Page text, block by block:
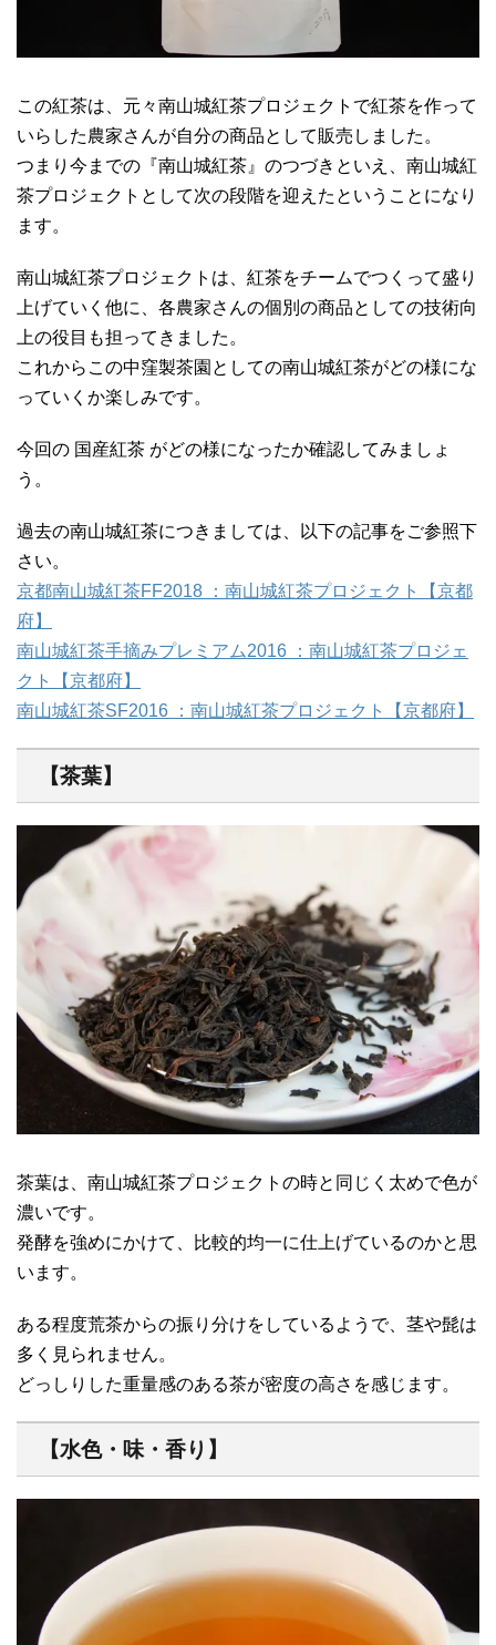
この紅茶は、元々南山城紅茶プロジェクトで紅茶を作って
いらした農家さんが自分の商品として販売しました。
つまり今までの『南山城紅茶』のつづきといえ、南山城紅
茶プロジェクトとして次の段階を迎えたということになり
ます。
南山城紅茶プロジェクトは、紅茶をチームでつくって盛り
上げていく他に、各農家さんの個別の商品としての技術向
上の役目も担ってきました。
これからこの中窪製茶園としての南山城紅茶がどの様にな
っていくか楽しみです。
今回の 国産紅茶 がどの様になったか確認してみましょ
う。
過去の南山城紅茶につきましては、以下の記事をご参照下
さい。
京都南山城紅茶FF2018 ：南山城紅茶プロジェクト【京都
府】
南山城紅茶手摘みプレミアム2016 ：南山城紅茶プロジェ
クト【京都府】
南山城紅茶SF2016 ：南山城紅茶プロジェクト【京都府】
【茶葉】
茶葉は、南山城紅茶プロジェクトの時と同じく太めで色が
濃いです。
発酵を強めにかけて、比較的均一に仕上げているのかと思
います。
ある程度荒茶からの振り分けをしているようで、茎や髭は
多く見られません。
どっしりした重量感のある茶が密度の高さを感じます。
【水色・味・香り】